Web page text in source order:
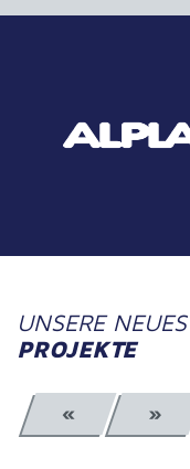
UNSERE
PROJEKTE
« »